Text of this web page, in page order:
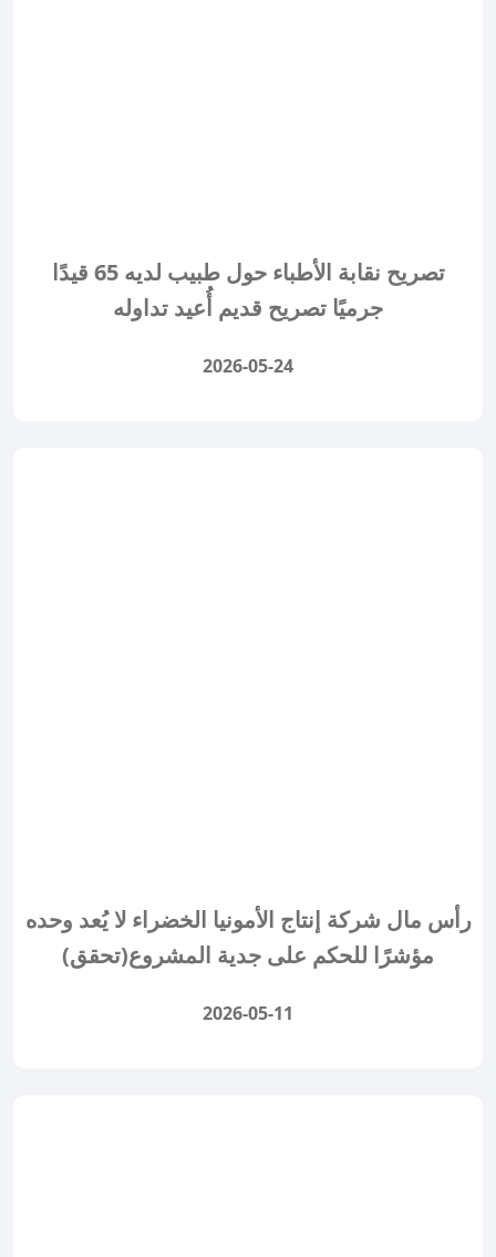
تصريح نقابة الأطباء حول طبيب لديه 65 قيدًا
جرميًا تصريح قديم أُعيد تداوله
2026-05-24
رأس مال شركة إنتاج الأمونيا الخضراء لا يُعد وحده
مؤشرًا للحكم على جدية المشروع(تحقق)
2026-05-11